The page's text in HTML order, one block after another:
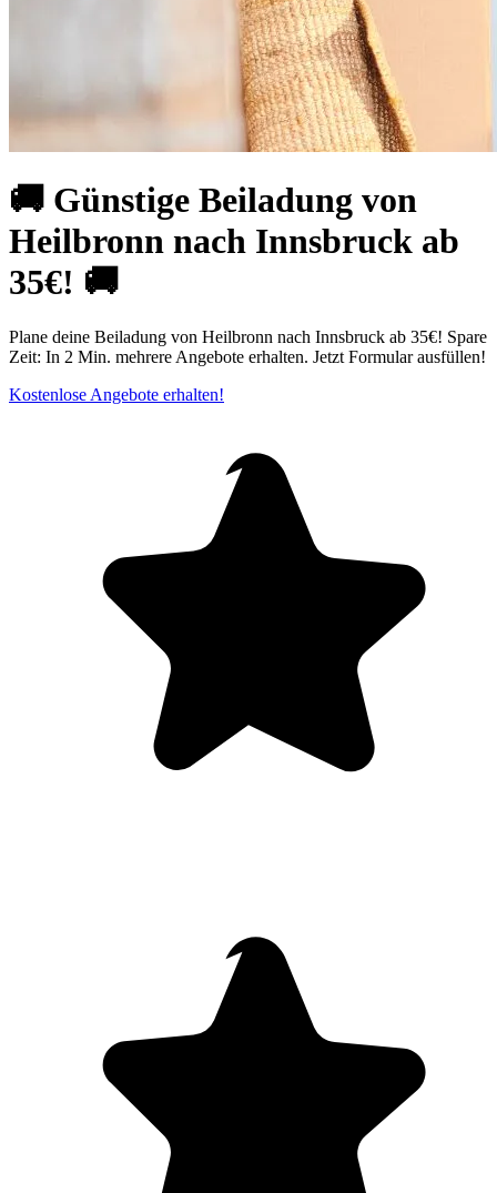
🚚 Günstige Beiladung von
Heilbronn nach Innsbruck ab
35€! 🚚
Plane deine Beiladung von Heilbronn nach Innsbruck ab 35€! Spare
Zeit: In 2 Min. mehrere Angebote erhalten. Jetzt Formular ausfüllen!
Kostenlose Angebote erhalten!